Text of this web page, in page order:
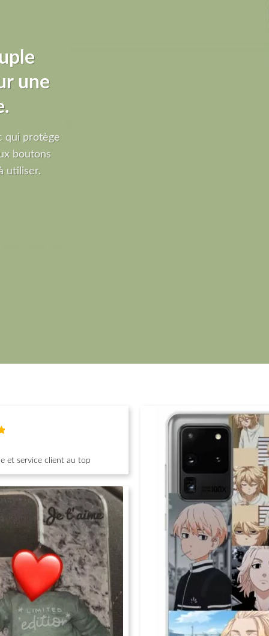
une
qui protège
boutons
utiliser.
et service client au top